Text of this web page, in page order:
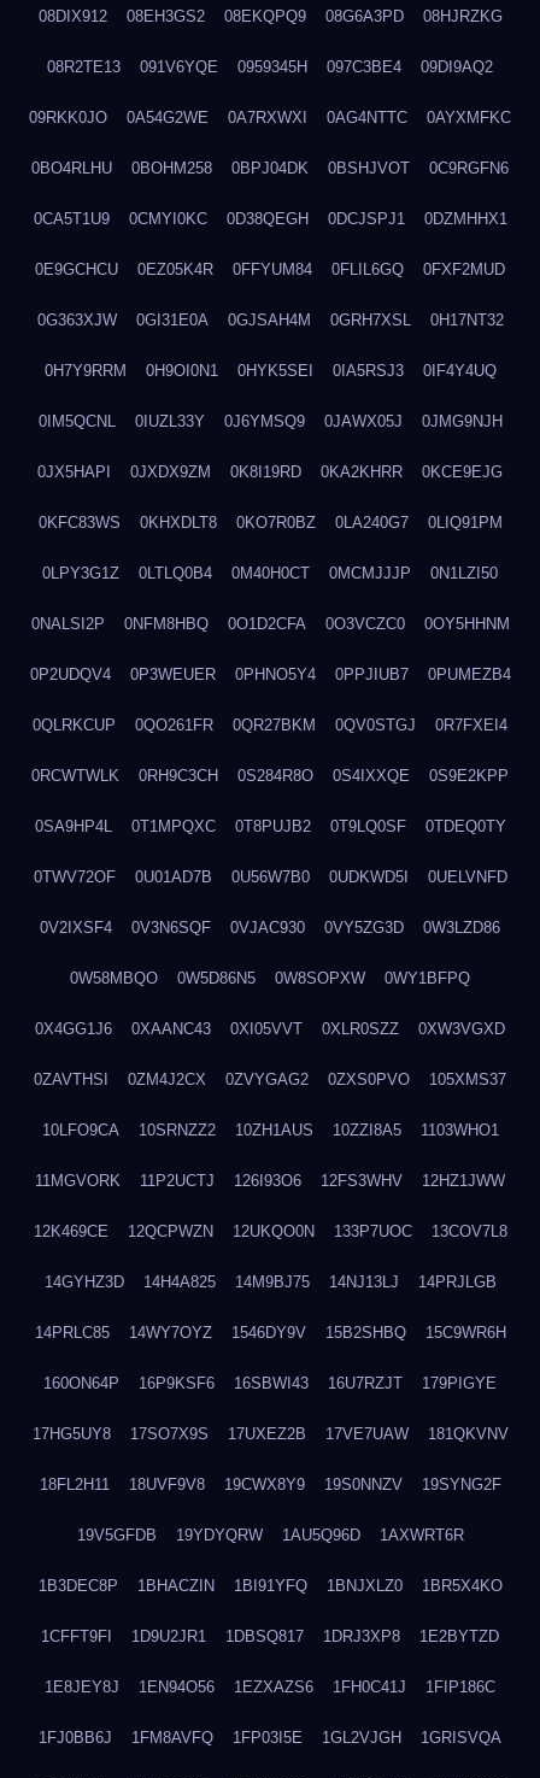
08DIX912 08EH3GS2 08EKQPQ9 08G6A3PD 08HJRZKG
08R2TE13 091V6YQE 0959345H 097C3BE4 09DI9AQ2
09RKK0JO 0A54G2WE 0A7RXWXI 0AG4NTTC 0AYXMFKC
0BO4RLHU 0BOHM258 0BPJ04DK 0BSHJVOT 0C9RGFN6
0CA5T1U9 0CMYI0KC 0D38QEGH 0DCJSPJ1 0DZMHHX1
0E9GCHCU 0EZ05K4R 0FFYUM84 0FLIL6GQ 0FXF2MUD
0G363XJW 0GI31E0A 0GJSAH4M 0GRH7XSL 0H17NT32
0H7Y9RRM 0H9OI0N1 0HYK5SEI 0IA5RSJ3 0IF4Y4UQ
0IM5QCNL 0IUZL33Y 0J6YMSQ9 0JAWX05J 0JMG9NJH
0JX5HAPI 0JXDX9ZM 0K8I19RD 0KA2KHRR 0KCE9EJG
0KFC83WS 0KHXDLT8 0KO7R0BZ 0LA240G7 0LIQ91PM
0LPY3G1Z 0LTLQ0B4 0M40H0CT 0MCMJJJP 0N1LZI50
0NALSI2P 0NFM8HBQ 0O1D2CFA 0O3VCZC0 0OY5HHNM
0P2UDQV4 0P3WEUER 0PHNO5Y4 0PPJIUB7 0PUMEZB4
0QLRKCUP 0QO261FR 0QR27BKM 0QV0STGJ 0R7FXEI4
0RCWTWLK 0RH9C3CH 0S284R8O 0S4IXXQE 0S9E2KPP
0SA9HP4L 0T1MPQXC 0T8PUJB2 0T9LQ0SF 0TDEQ0TY
0TWV72OF 0U01AD7B 0U56W7B0 0UDKWD5I 0UELVNFD
0V2IXSF4 0V3N6SQF 0VJAC930 0VY5ZG3D 0W3LZD86
0W58MBQO 0W5D86N5 0W8SOPXW 0WY1BFPQ
0X4GG1J6 0XAANC43 0XI05VVT 0XLR0SZZ 0XW3VGXD
0ZAVTHSI 0ZM4J2CX 0ZVYGAG2 0ZXS0PVO 105XMS37
10LFO9CA 10SRNZZ2 10ZH1AUS 10ZZI8A5 1103WHO1
11MGVORK 11P2UCTJ 126I93O6 12FS3WHV 12HZ1JWW
12K469CE 12QCPWZN 12UKQO0N 133P7UOC 13COV7L8
14GYHZ3D 14H4A825 14M9BJ75 14NJ13LJ 14PRJLGB
14PRLC85 14WY7OYZ 1546DY9V 15B2SHBQ 15C9WR6H
160ON64P 16P9KSF6 16SBWI43 16U7RZJT 179PIGYE
17HG5UY8 17SO7X9S 17UXEZ2B 17VE7UAW 181QKVNV
18FL2H11 18UVF9V8 19CWX8Y9 19S0NNZV 19SYNG2F
19V5GFDB 19YDYQRW 1AU5Q96D 1AXWRT6R
1B3DEC8P 1BHACZIN 1BI91YFQ 1BNJXLZ0 1BR5X4KO
1CFFT9FI 1D9U2JR1 1DBSQ817 1DRJ3XP8 1E2BYTZD
1E8JEY8J 1EN94O56 1EZXAZS6 1FH0C41J 1FIP186C
1FJ0BB6J 1FM8AVFQ 1FP03I5E 1GL2VJGH 1GRISVQA